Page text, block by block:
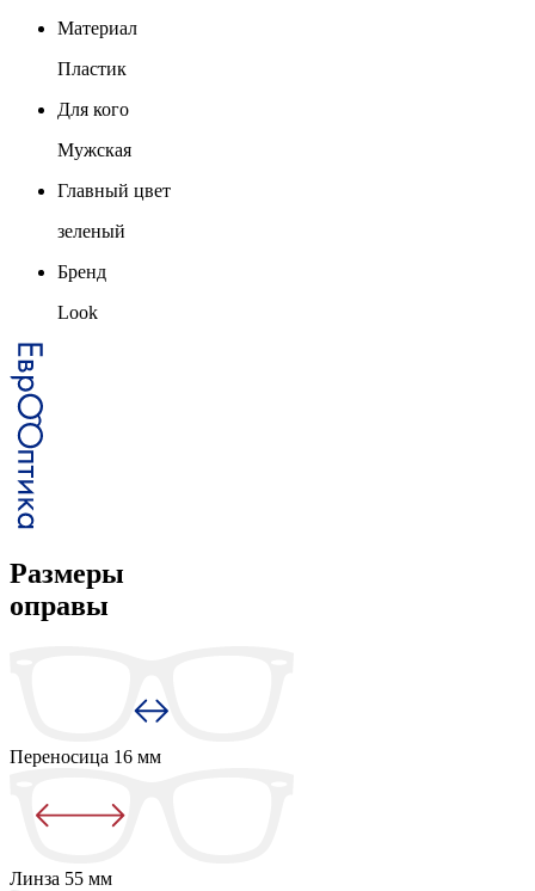
Материал
Пластик
Для кого
Мужская
Главный цвет
зеленый
Бренд
Look
Размеры
оправы
Переносица 16 мм
Линза 55 мм